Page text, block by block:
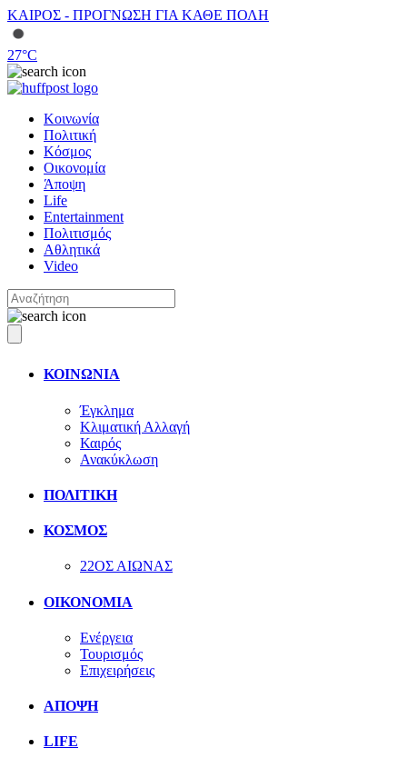
ΚΑΙΡΟΣ - ΠΡΟΓΝΩΣΗ ΓΙΑ ΚΑΘΕ ΠΟΛΗ
27°C
Κοινωνία
Πολιτική
Κόσμος
Οικονομία
Άποψη
Life
Entertainment
Πολιτισμός
Αθλητικά
Video
ΚΟΙΝΩΝΙΑ
Έγκλημα
Κλιματική Αλλαγή
Καιρός
Ανακύκλωση
ΠΟΛΙΤΙΚΗ
ΚΟΣΜΟΣ
22ΟΣ ΑΙΩΝΑΣ
ΟΙΚΟΝΟΜΙΑ
Ενέργεια
Τουρισμός
Επιχειρήσεις
ΑΠΟΨΗ
LIFE